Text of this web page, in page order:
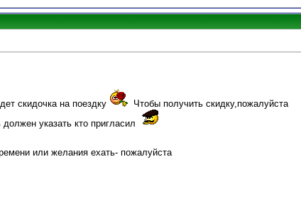
скидочка на поездку
Чтобы получить скидку,пожалуйста
указать кто пригласил
или желания ехать- пожалуйста